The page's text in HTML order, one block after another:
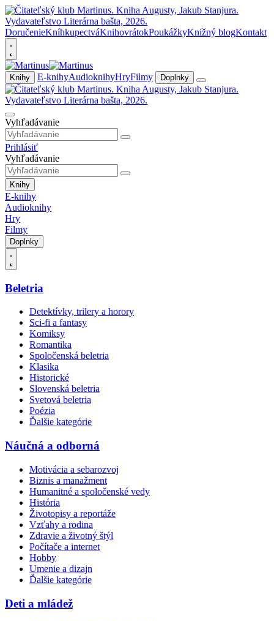
DoručenieKníhkupectváKnihovrátokPoukážkyKnižný blogKontakt
Knihy E-knihyAudioknihyHryFilmy Doplnky
Vyhľadávanie
Prihlásiť
Vyhľadávanie
Knihy
E-knihy
Audioknihy
Hry
Filmy
Doplnky
Beletria
Detektívky, trilery a horory
Sci-fi a fantasy
Komiksy
Romantika
Spoločenská beletria
Klasika
Historické
Slovenská beletria
Svetová beletria
Poézia
Ďalšie kategórie
Náučná a odborná
Motivácia a sebarozvoj
Biznis a manažment
Humanitné a spoločenské vedy
História
Životopisy a reportáže
Vzťahy a rodina
Zdravie a životný štýl
Počítače a internet
Hobby
Umenie a dizajn
Ďalšie kategórie
Deti a mládež